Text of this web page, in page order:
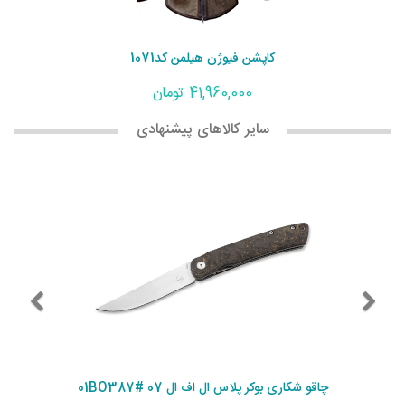
کاپشن فیوژن هیلمن کد1071
41,960,000 تومان
سایر کالاهای پیشنهادی
چاقو شکاری بوکر پلاس ال اف ال 07 #01BO387